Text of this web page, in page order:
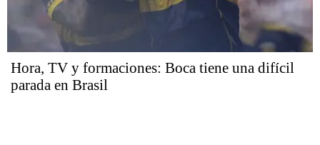
Hora, TV y formaciones: Boca tiene una difícil
parada en Brasil